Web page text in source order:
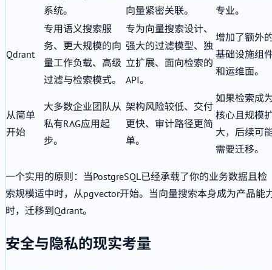
系统。
向量紧密关联。
专业。
Qdrant
专用语义搜索服
务、更大规模的向
量工作负载、高级
过滤与检索模式。
专为向量搜索设计、
强大的过滤模型、独
立扩展、面向检索的
API。
增加了额外
基础设施组
和运维面。
从简单
开始
大多数企业团队从
私有RAG应用起
步。
架构风险较低、交付
更快、审计路径更简
单。
如果检索成
核心且规模
大，后续可
需要迁移。
一个实用的原则：当PostgreSQL已经承载了你的业务数据且检
索规模适中时，从pgvector开始。当向量搜索本身成为产品能
时，迁移到Qdrant。
安全与隐私的现实考量